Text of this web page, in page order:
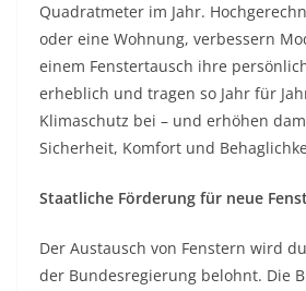
Quadratmeter im Jahr.
oder eine Wohnung, verbessern
einem Fenstertausch ihre
erheblich und tragen so Jahr für
Klimaschutz bei – und erhöhen
Sicherheit, Komfort und
Staatliche Förderung für neue
Der Austausch von Fenstern wird
der Bundesregierung belohnt. Die